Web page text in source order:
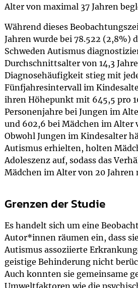
Alter von maximal 37 Jahren
Während dieses
Jahren wurde bei 78.522 (2,8%)
Schweden Autismus
Durchschnittsalter von 14,3
Diagnosehäufigkeit stieg mit
Fünfjahresintervall im
ihren Höhepunkt mit 645,5 pro
Personenjahre bei Jungen im
und 602,6 bei Mädchen im Alter
Obwohl Jungen im Kindesalter
Autismus erhielten, holten
Adoleszenz auf, sodass das
Mädchen im Alter von 20 Jahren
Grenzen der Studie
Es handelt sich um eine
Autor*innen räumen ein, dass
Autismus assoziierte
geistige Behinderung nicht
Auch konnten sie gemeinsame
Umweltfaktoren wie die